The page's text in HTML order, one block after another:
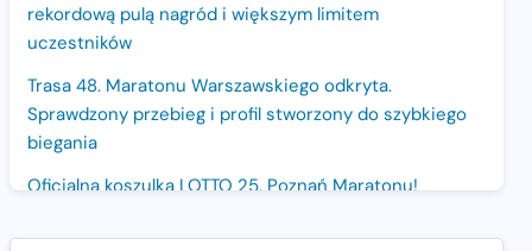
rekordową pulą nagród i większym limitem
uczestników
Trasa 48. Maratonu Warszawskiego odkryta.
Sprawdzony przebieg i profil stworzony do szybkiego
biegania
Oficjalna koszulka LOTTO 25. Poznań Maratonu!